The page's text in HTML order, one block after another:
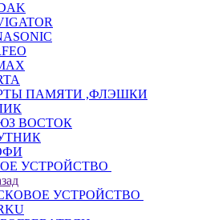
ПАМЯТИ ,ФЛЭШКИ
ВОСТОК
УСТРОЙСТВО
УСТРОЙСТВО